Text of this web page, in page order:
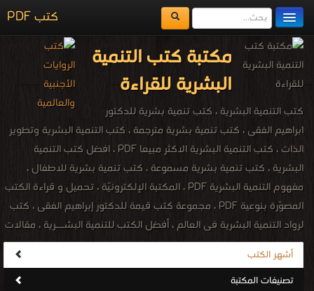
كتب PDF
مكتبة الكتب
المكتبات
الفهرس
اضف كتاب
مكتبة كتب التنمية
البشرية للقراءة
كتب التنمية البشرية ، كتب تنمية بشرية للدكتور
ابراهيم الفقى ، كتب تنمية بشرية مترجمة ، كتب التنمية البشرية وتطوير
الذات ، كتب التنمية البشرية الاكثر مبيعا PDF ، افضل كتب التنمية
البشرية ، كتب تنمية بشرية مسموعة ، كتب تنمية بشرية للاطفال ،
مفهوم التنمية البشرية PDF ، المكتبة الإلكترونيّة ، تحميل و قراءة الكتب
المصوّرة بنوعية PDF ، مجموعة كتب قيمة للدكتور إبراهيم الفقى ، كتب
لرواد التنمية البشرية فى العالم ، أفضل الكتب للتنمية البشــرية ، مقالات
تنمية بشرية ، موارد تنمية بشرية ، صندوق التنمية البشرية ، كتب تنمية
بشرية اجنبية ، كتب تنمية بشرية اجنبية مترجمة ، كتاب تطوير الذات
أشهر الكتب
تصنيفات المكتبة